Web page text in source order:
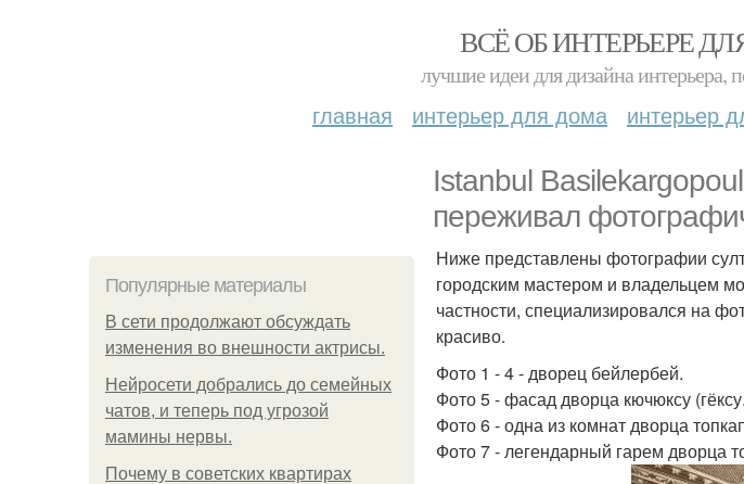
ВСЁ ОБ ИНТЕРЬЕРЕ
лучшие идеи для дизайна интерьера,
главная интерьер для дома интерьер
Istanbul
переживал
Популярные материалы
В сети продолжают обсуждать
изменения во внешности актрисы.
Нейросети добрались до семейных
чатов, и теперь под угрозой
мамины нервы.
Почему в советских квартирах
Ниже представлены фотографии
городским мастером и владельцем
частности, специализировался на
красиво.
Фото 1 - 4 - дворец бейлербей.
Фото 5 - фасад дворца кючюксу (гёксу.
Фото 6 - одна из комнат дворца
Фото 7 - легендарный гарем дворца